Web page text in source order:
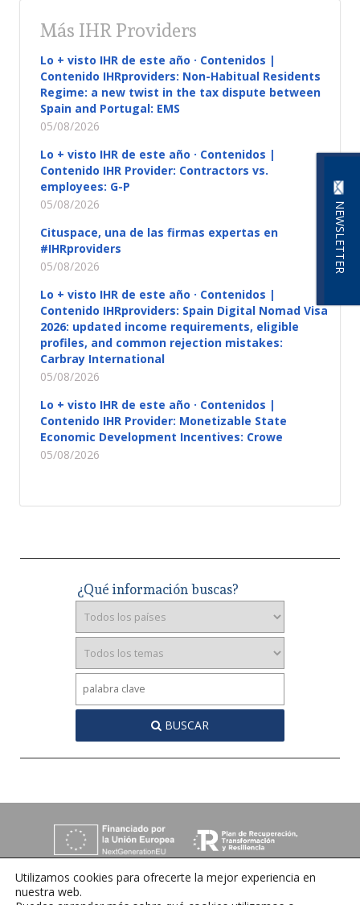
NEWSLETTER
Más IHR Providers
Lo + visto IHR de este año · Contenidos |
Contenido IHRproviders: Non-Habitual Residents
Regime: a new twist in the tax dispute between
Spain and Portugal: EMS
05/08/2026
Lo + visto IHR de este año · Contenidos |
Contenido IHR Provider: Contractors vs.
employees: G-P
05/08/2026
Cituspace, una de las firmas expertas en
#IHRproviders
05/08/2026
Lo + visto IHR de este año · Contenidos |
Contenido IHRproviders: Spain Digital Nomad Visa
2026: updated income requirements, eligible
profiles, and common rejection mistakes:
Carbray International
05/08/2026
Lo + visto IHR de este año · Contenidos |
Contenido IHR Provider: Monetizable State
Economic Development Incentives: Crowe
05/08/2026
¿Qué información buscas?
BUSCAR
Utilizamos cookies para ofrecerte la mejor experiencia en
nuestra web.